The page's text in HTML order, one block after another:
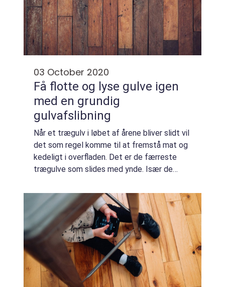
03 October 2020
Få flotte og lyse gulve igen
med en grundig
gulvafslibning
Når et trægulv i løbet af årene bliver slidt vil
det som regel komme til at fremstå mat og
kedeligt i overfladen. Det er de færreste
trægulve som slides med ynde. Især de
virkelig grimme når de slides, fordi tegn ...